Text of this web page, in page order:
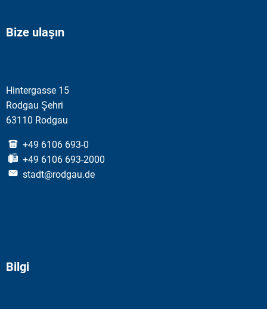
Bize ulaşın
Hintergasse 15
Rodgau Şehri
63110 Rodgau
+49 6106 693-0
+49 6106 693-2000
stadt@rodgau.de
Bilgi